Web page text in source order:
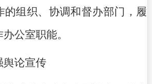
的组织、协调和督办部门，履
公室职能。
舆论宣传